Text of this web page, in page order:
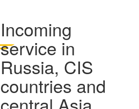
Incoming
service in
Russia, CIS
countries and